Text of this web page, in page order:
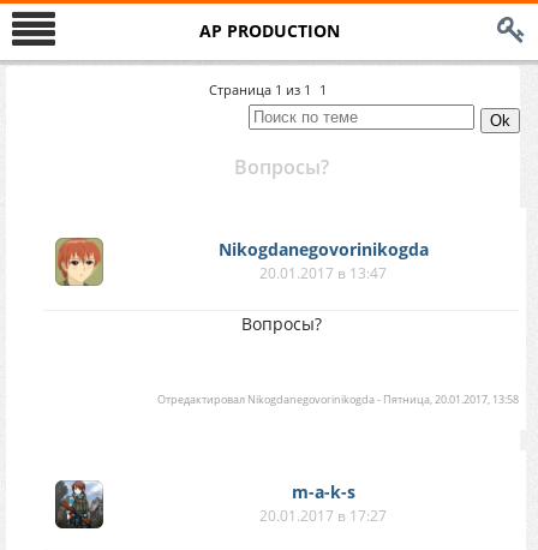
AP PRODUCTION
Страница 1 из 1 1
Вопросы?
Nikogdanegovorinikogda
20.01.2017 в 13:47
Вопросы?
Отредактировал Nikogdanegovorinikogda- Пятница, 20.01.2017, 13:58
m-a-k-s
20.01.2017 в 17:27